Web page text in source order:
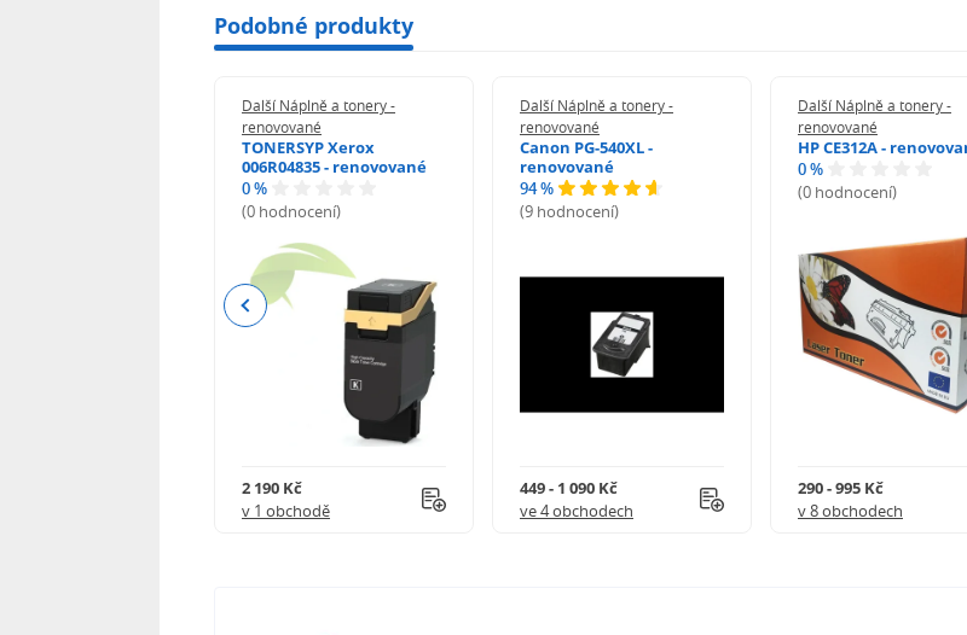
Podobné produkty
Další Náplně a tonery -
renovované
TONERSYP Xerox
006R04835 - renovované
0 %
(0 hodnocení)
2 190 Kč
v 1 obchodě
Další Náplně a tonery -
renovované
Canon PG-540XL -
renovované
94 %
(9 hodnocení)
449 - 1 090 Kč
ve 4 obchodech
Další Náplně a tonery -
renovované
HP CE312A -
0 %
(0 hodnocení)
290 - 995 Kč
v 8 obchodech
Previous